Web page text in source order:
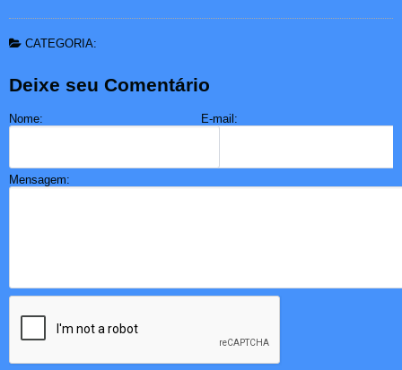
CATEGORIA:
Deixe seu Comentário
Nome: E-mail:
Mensagem: